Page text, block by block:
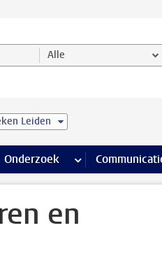
Alle
Leiden
Onderwijs pagina’s
Onderzoek meer Onderzoek
en